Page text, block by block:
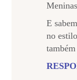
E
no